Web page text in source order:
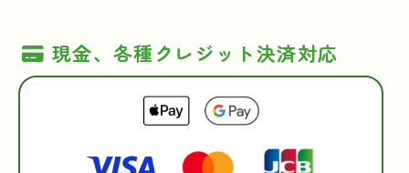
現金、各種クレジット決済対応